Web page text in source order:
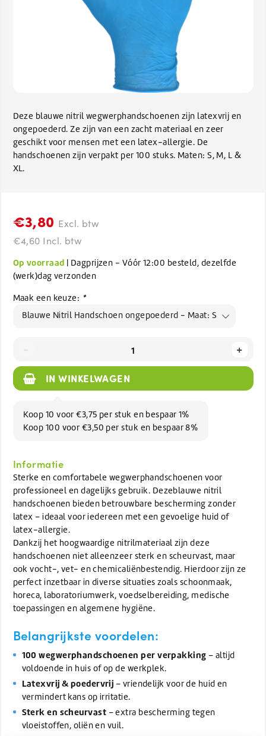
Deze blauwe nitril wegwerphandschoenen zijn latexvrij en
ongepoederd. Ze zijn van een zacht materiaal en zeer
geschikt voor mensen met een latex-allergie. De
handschoenen zijn verpakt per 100 stuks. Maten: S, M, L &
XL.
€3,80 Excl. btw
€4,60 Incl. btw
Op voorraad | Dagprijzen - Vóór 12:00 besteld, dezelfde
(werk)dag verzonden
Maak een keuze: *
Blauwe Nitril Handschoen ongepoederd - Maat: S
+
IN WINKELWAGEN
Koop 10 voor €3,75 per stuk en bespaar 1%
Koop 100 voor €3,50 per stuk en bespaar 8%
Informatie
Sterke en comfortabele wegwerphandschoenen voor
professioneel en dagelijks gebruik. Dezeblauwe nitril
handschoenen bieden betrouwbare bescherming zonder
latex – ideaal voor iedereen met een gevoelige huid of
latex-allergie.
Dankzij het hoogwaardige nitrilmateriaal zijn deze
handschoenen niet alleenzeer sterk en scheurvast, maar
ook vocht-, vet- en chemicaliënbestendig. Hierdoor zijn ze
perfect inzetbaar in diverse situaties zoals schoonmaak,
horeca, laboratoriumwerk, voedselbereiding, medische
toepassingen en algemene hygiëne.
Belangrijkste voordelen:
100 wegwerphandschoenen per verpakking – altijd
voldoende in huis of op de werkplek.
Latexvrij & poedervrij – vriendelijk voor de huid en
vermindert kans op irritatie.
Sterk en scheurvast – extra bescherming tegen
vloeistoffen, oliën en vuil.